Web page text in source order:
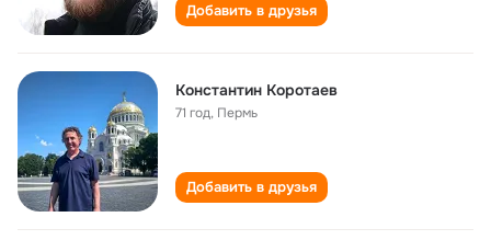
Добавить в друзья
Константин Коротаев
71 год, Пермь
Добавить в друзья